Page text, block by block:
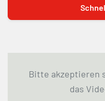
Bitte akzeptieren
das